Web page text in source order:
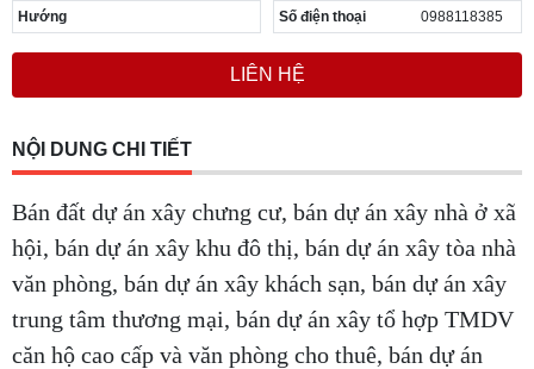
Hướng
Số điện thoại
0988118385
LIÊN HỆ
NỘI DUNG CHI TIẾT
Bán đất dự án xây chưng cư, bán dự án xây nhà ở xã
hội, bán dự án xây khu đô thị, bán dự án xây tòa nhà
văn phòng, bán dự án xây khách sạn, bán dự án xây
trung tâm thương mại, bán dự án xây tổ hợp TMDV
căn hộ cao cấp và văn phòng cho thuê, bán dự án